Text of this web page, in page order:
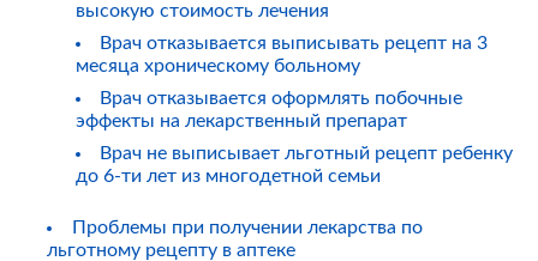
высокую стоимость лечения
Врач отказывается выписывать рецепт на 3
месяца хроническому больному
Врач отказывается оформлять побочные
эффекты на лекарственный препарат
Врач не выписывает льготный рецепт ребенку
до 6-ти лет из многодетной семьи
Проблемы при получении лекарства по
льготному рецепту в аптеке